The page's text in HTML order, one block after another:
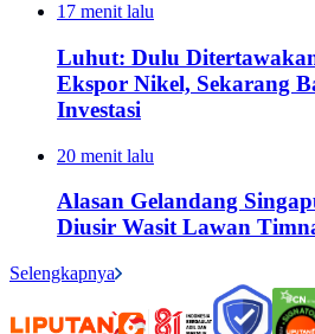
17 menit lalu
Luhut: Dulu
Ekspor Nikel, Sekarang
Investasi
20 menit lalu
Alasan Gelandang
Diusir Wasit Lawan
Selengkapnya